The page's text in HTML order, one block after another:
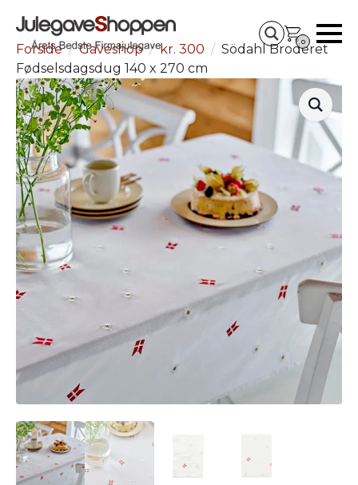
0
Forside Gaveshop kr. 300
Södahl Broderet
Fødselsdagsdug 140 x 270 cm